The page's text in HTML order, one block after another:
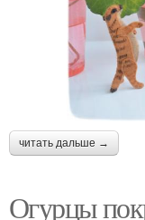
читать дальше →
Огурцы